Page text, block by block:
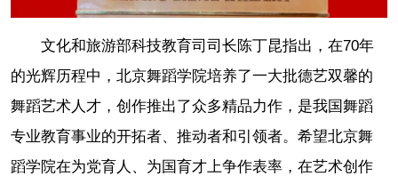
文化和旅游部科技教育司司长陈丁昆指出，在70年
的光辉历程中，北京舞蹈学院培养了一大批德艺双馨的
舞蹈艺术人才，创作推出了众多精品力作，是我国舞蹈
专业教育事业的开拓者、推动者和引领者。希望北京舞
蹈学院在为党育人、为国育才上争作表率，在艺术创作